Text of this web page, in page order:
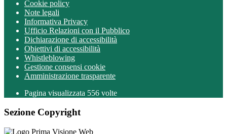
Cookie policy
Note legali
Informativa Privacy
Ufficio Relazioni con il Pubblico
Dichiarazione di accessibilità
Obiettivi di accessibilità
Whistleblowing
Gestione consensi cookie
Amministrazione trasparente
Pagina visualizzata 556 volte
Sezione Copyright